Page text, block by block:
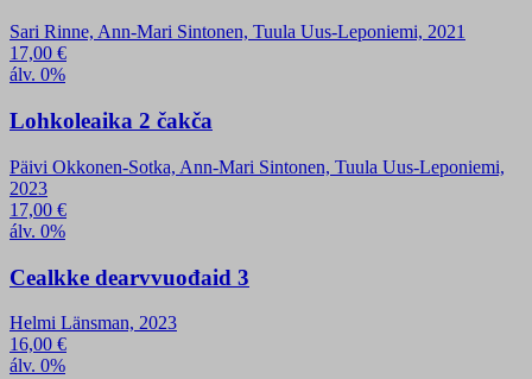
Sari Rinne, Ann-Mari Sintonen, Tuula Uus-Leponiemi, 2021
17,00 €
álv. 0%
Lohkoleaika 2 čakča
Päivi Okkonen-Sotka, Ann-Mari Sintonen, Tuula Uus-Leponiemi,
2023
17,00 €
álv. 0%
Cealkke dearvvuođaid 3
Helmi Länsman, 2023
16,00 €
álv. 0%